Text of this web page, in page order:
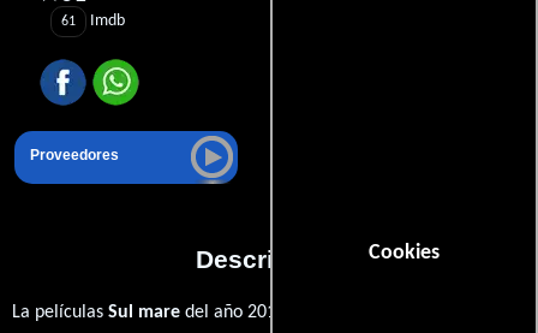
Cookies
61 Imdb
Proveedores
Descripción
La películas Sul mare del año 2010, está dirigida por